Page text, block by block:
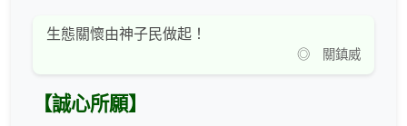
生態關懷由神子民做起！
◎ 關鎮威
【誠心所願】